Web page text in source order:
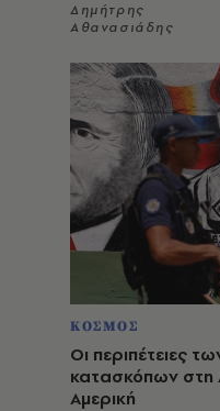
Δημήτρης
Αθανασιάδης
ΚΟΣΜΟΣ
Οι περιπέτειες
κατασκόπων στη
Αμερική